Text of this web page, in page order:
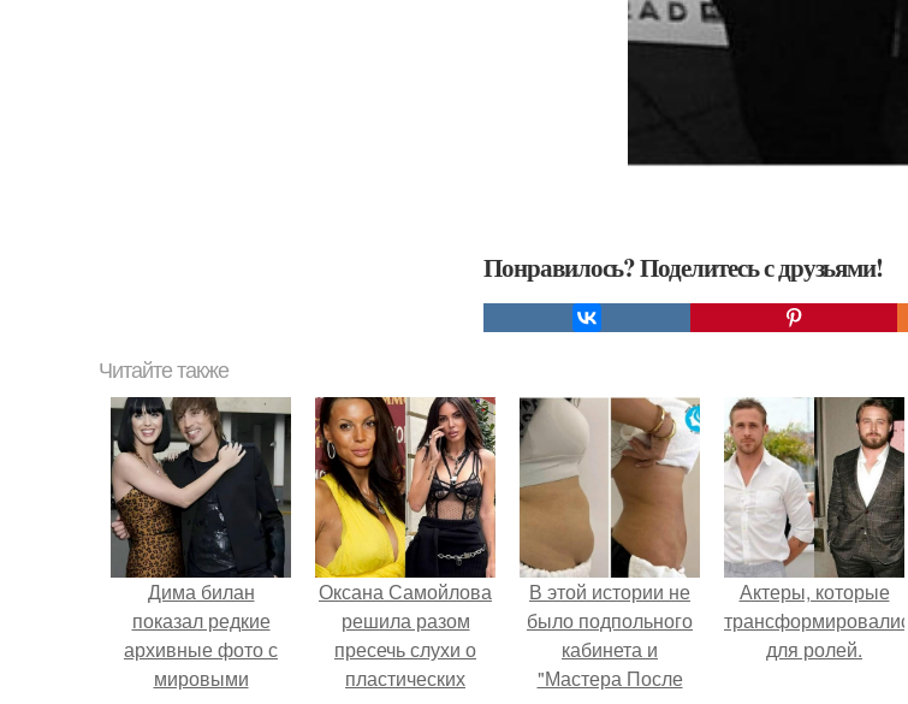
Понравилось? Поделитесь с друзьями!
Читайте также
Дима билан
показал редкие
архивные фото с
мировыми
Оксана Самойлова
решила разом
пресечь слухи о
пластических
В этой истории не
было подпольного
кабинета и
"Мастера После
Актеры, которые
трансформировались
для ролей.